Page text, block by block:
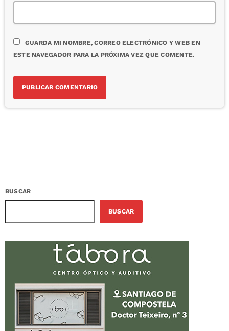
GUARDA MI NOMBRE, CORREO ELECTRÓNICO Y WEB EN
ESTE NAVEGADOR PARA LA PRÓXIMA VEZ QUE COMENTE.
BUSCAR
BUSCAR